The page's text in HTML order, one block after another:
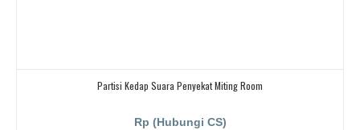
Partisi Kedap Suara Penyekat Miting Room
Rp (Hubungi CS)